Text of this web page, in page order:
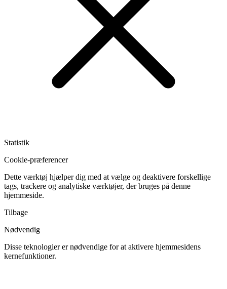
Statistik
Cookie-præferencer
Dette værktøj hjælper dig med at vælge og deaktivere forskellige
tags, trackere og analytiske værktøjer, der bruges på denne
hjemmeside.
Tilbage
Nødvendig
Disse teknologier er nødvendige for at aktivere hjemmesidens
kernefunktioner.